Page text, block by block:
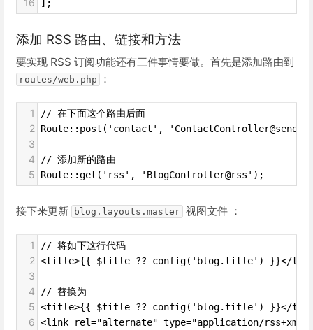
16 ];
添加 RSS 路由、链接和方法
要实现 RSS 订阅功能还有三件事情要做。首先是添加路由到
routes/web.php ：
1 // 在下面这个路由后面
2 Route::post('contact',
3
4
// 添加新的路由
5 Route::get('rss', 'BlogController@rss');
接下来更新 blog.layouts.master 视图文件 ：
1 // 将如下这行代码
2 <title>{{ $title ?? config('blog.title') }}</
3
4
// 替换为
5 <title>{{ $title ?? config('blog.title') }}</
6 <link rel="alternate" type="application/